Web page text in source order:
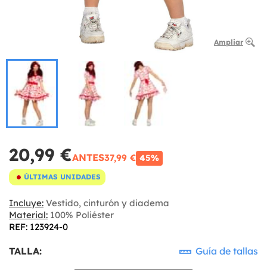
Ampliar
20,99 €ANTES37,99 € 45%
ÚLTIMAS UNIDADES
Incluye: Vestido, cinturón y diadema
Material: 100% Poliéster
REF: 123924-0
TALLA: Guía de tallas